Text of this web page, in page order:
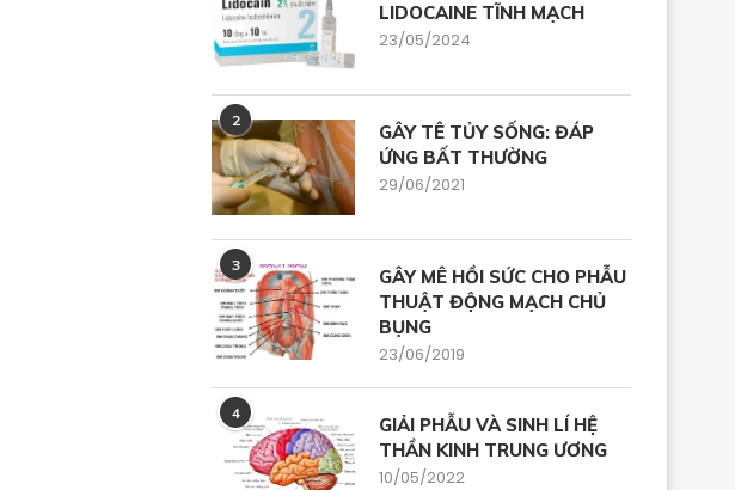
LIDOCAINE TĨNH MẠCH
23/05/2024
2
GÂY TÊ TỦY SỐNG: ĐÁP
ỨNG BẤT THƯỜNG
29/06/2021
3
GÂY MÊ HỒI SỨC CHO PHẪU
THUẬT ĐỘNG MẠCH CHỦ
BỤNG
23/06/2019
4
GIẢI PHẪU VÀ SINH LÍ HỆ
THẦN KINH TRUNG ƯƠNG
10/05/2022